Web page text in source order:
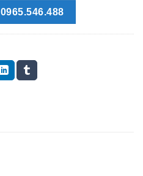
0965.546.488